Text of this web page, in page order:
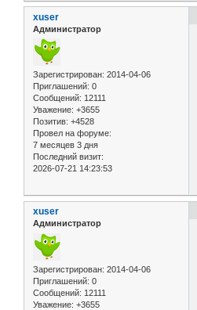
xuser
Администратор
Зарегистрирован: 2014-04-06
Приглашений: 0
Сообщений: 12111
Уважение: +3655
Позитив: +4528
Провел на форуме:
7 месяцев 3 дня
Последний визит:
2026-07-21 14:23:53
xuser
Администратор
Зарегистрирован: 2014-04-06
Приглашений: 0
Сообщений: 12111
Уважение: +3655